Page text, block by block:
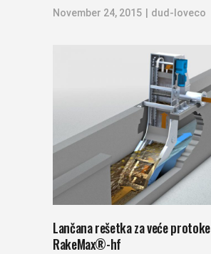
November 24, 2015 dud-loveco
Lančana rešetka za veće protoke
RakeMax®-hf